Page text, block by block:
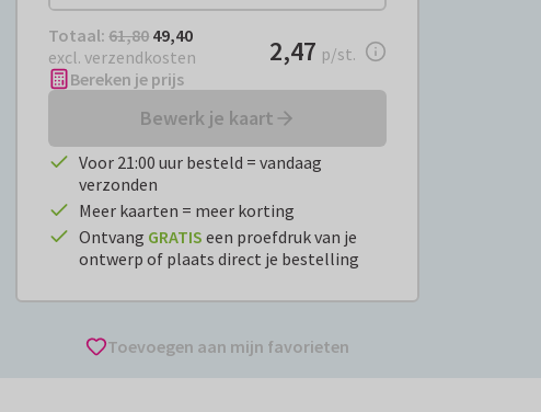
Totaal: € 49,40
Totaal: 61,80 49,40
excl. verzendkosten
€ 2,47per stuk
2,47 p/st.
Bereken je prijs
Bewerk je kaart
Voor 21:00 uur besteld = vandaag
verzonden
Meer kaarten = meer korting
Ontvang GRATIS een proefdruk van je
ontwerp of plaats direct je bestelling
Toevoegen aan mijn favorieten